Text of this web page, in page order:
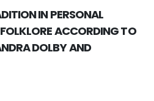
IN PERSONAL
ACCORDING TO
DOLBY AND